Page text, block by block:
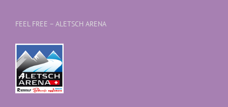
FEEL FREE – ALETSCH ARENA